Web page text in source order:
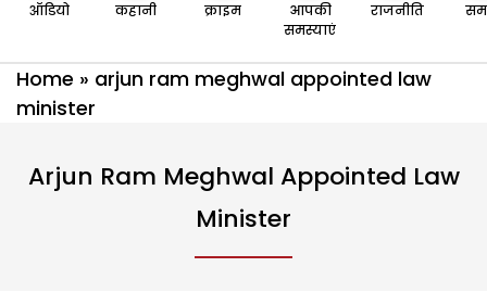
ऑडियो कहानी क्राइम
आपकी
समस्याएं
राजनीति
Home » arjun ram meghwal appointed law
minister
Arjun Ram Meghwal Appointed Law
Minister